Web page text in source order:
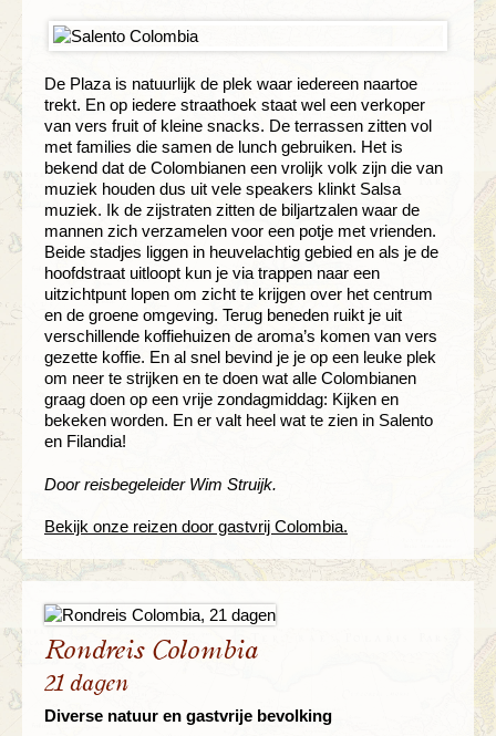
De Plaza is natuurlijk de plek waar iedereen naartoe
trekt. En op iedere straathoek staat wel een verkoper
van vers fruit of kleine snacks. De terrassen zitten vol
met families die samen de lunch gebruiken. Het is
bekend dat de Colombianen een vrolijk volk zijn die van
muziek houden dus uit vele speakers klinkt Salsa
muziek. Ik de zijstraten zitten de biljartzalen waar de
mannen zich verzamelen voor een potje met vrienden.
Beide stadjes liggen in heuvelachtig gebied en als je de
hoofdstraat uitloopt kun je via trappen naar een
uitzichtpunt lopen om zicht te krijgen over het centrum
en de groene omgeving. Terug beneden ruikt je uit
verschillende koffiehuizen de aroma’s komen van vers
gezette koffie. En al snel bevind je je op een leuke plek
om neer te strijken en te doen wat alle Colombianen
graag doen op een vrije zondagmiddag: Kijken en
bekeken worden. En er valt heel wat te zien in Salento
en Filandia!
Door reisbegeleider Wim Struijk.
Bekijk onze reizen door gastvrij Colombia.
Rondreis Colombia
21 dagen
Diverse natuur en gastvrije bevolking